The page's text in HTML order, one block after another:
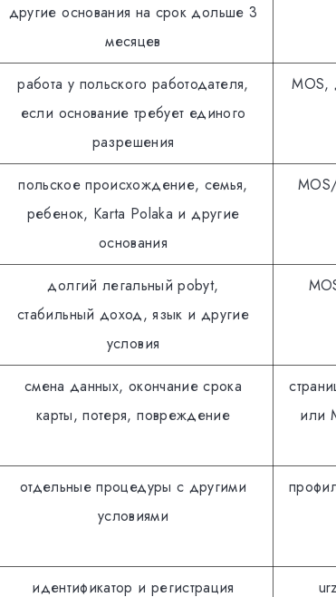
другие основания на срок дольше 3
месяцев
работа у польского работодателя,
если основание требует единого
разрешения
MOS,
польское происхождение, семья,
ребенок, Кarta Polaka и другие
основания
долгий легальный pobyt,
стабильный доход, язык и другие
условия
смена данных, окончание срока
карты, потеря, повреждение
или
отдельные процедуры с другими
условиями
идентификатор и регистрация